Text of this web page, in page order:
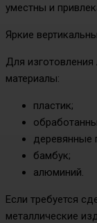
уместны и
Яркие
Для
материалы:
пластик;
деревянные
бамбук;
алюминий.
Если требуется
металлические